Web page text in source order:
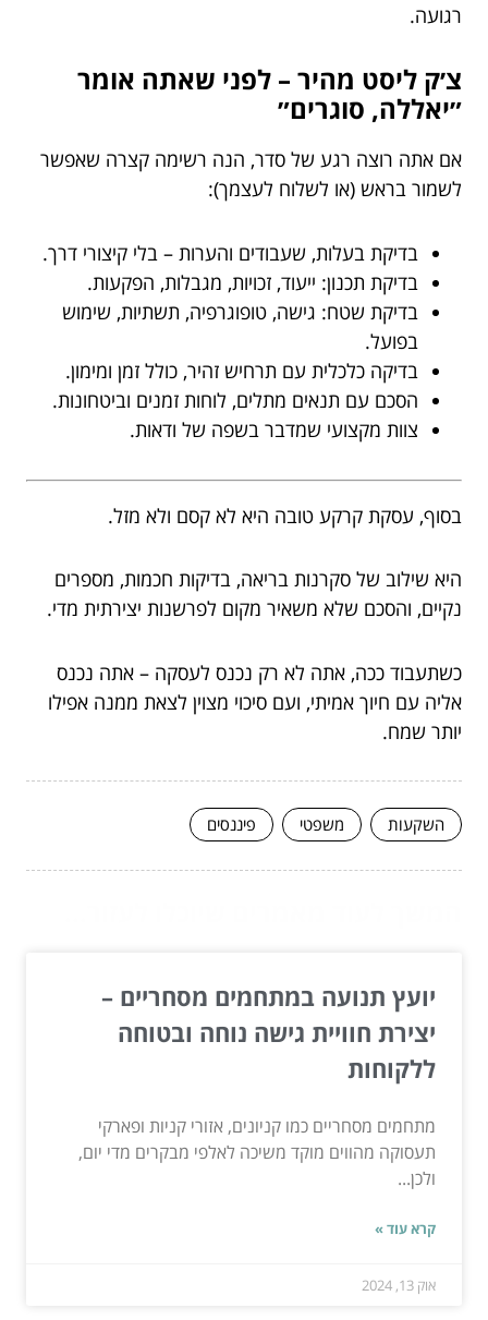
רגועה.
צ׳ק ליסט מהיר – לפני שאתה אומר
״יאללה, סוגרים״
אם אתה רוצה רגע של סדר, הנה רשימה קצרה שאפשר
לשמור בראש (או לשלוח לעצמך):
בדיקת בעלות, שעבודים והערות – בלי קיצורי דרך.
בדיקת תכנון: ייעוד, זכויות, מגבלות, הפקעות.
בדיקת שטח: גישה, טופוגרפיה, תשתיות, שימוש
בפועל.
בדיקה כלכלית עם תרחיש זהיר, כולל זמן ומימון.
הסכם עם תנאים מתלים, לוחות זמנים וביטחונות.
צוות מקצועי שמדבר בשפה של ודאות.
בסוף, עסקת קרקע טובה היא לא קסם ולא מזל.
היא שילוב של סקרנות בריאה, בדיקות חכמות, מספרים
נקיים, והסכם שלא משאיר מקום לפרשנות יצירתית מדי.
כשתעבוד ככה, אתה לא רק נכנס לעסקה – אתה נכנס
אליה עם חיוך אמיתי, ועם סיכוי מצוין לצאת ממנה אפילו
יותר שמח.
השקעות משפטי פיננסים
יועץ תנועה במתחמים מסחריים –
יצירת חוויית גישה נוחה ובטוחה
ללקוחות
מתחמים מסחריים כמו קניונים, אזורי קניות ופארקי
תעסוקה מהווים מוקד משיכה לאלפי מבקרים מדי יום,
ולכן...
קרא עוד »
אוק 13, 2024